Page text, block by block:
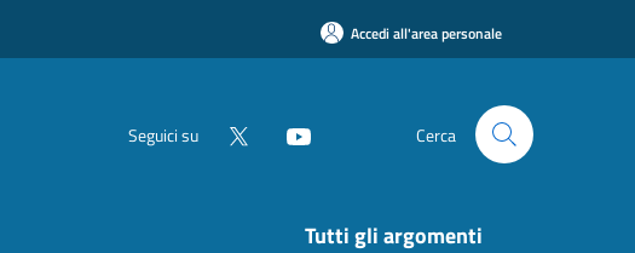
Accedi all'area personale
Seguici su Cerca
Tutti gli argomenti